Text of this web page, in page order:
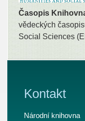
Časopis
vědeckých
Social Sciences
Kontakt
Národní knihovna